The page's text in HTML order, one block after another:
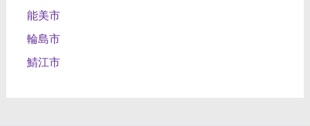
能美市
輪島市
鯖江市